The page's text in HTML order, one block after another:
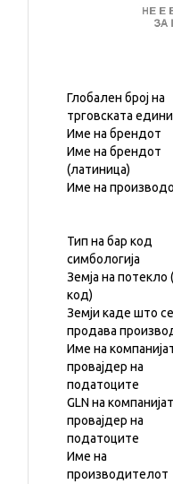
Глобален број на
трговската
Име на брендот
Име на брендот
(латиница)
Име на
Тип на бар код
симбологија
Земја на потекло
код)
Земји каде што се
продава
Име на
провајдер на
податоците
GLN на
провајдер на
податоците
Име на
производителот